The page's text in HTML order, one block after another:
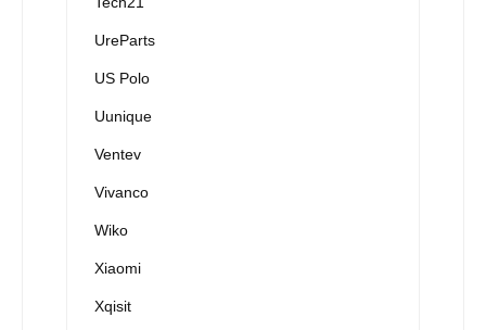
UreParts
US Polo
Uunique
Ventev
Vivanco
Wiko
Xiaomi
Xqisit